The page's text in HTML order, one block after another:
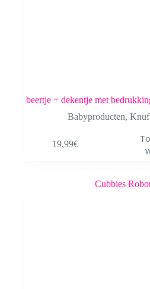
beertje + dekentje met
Babyproducten,
19,99€